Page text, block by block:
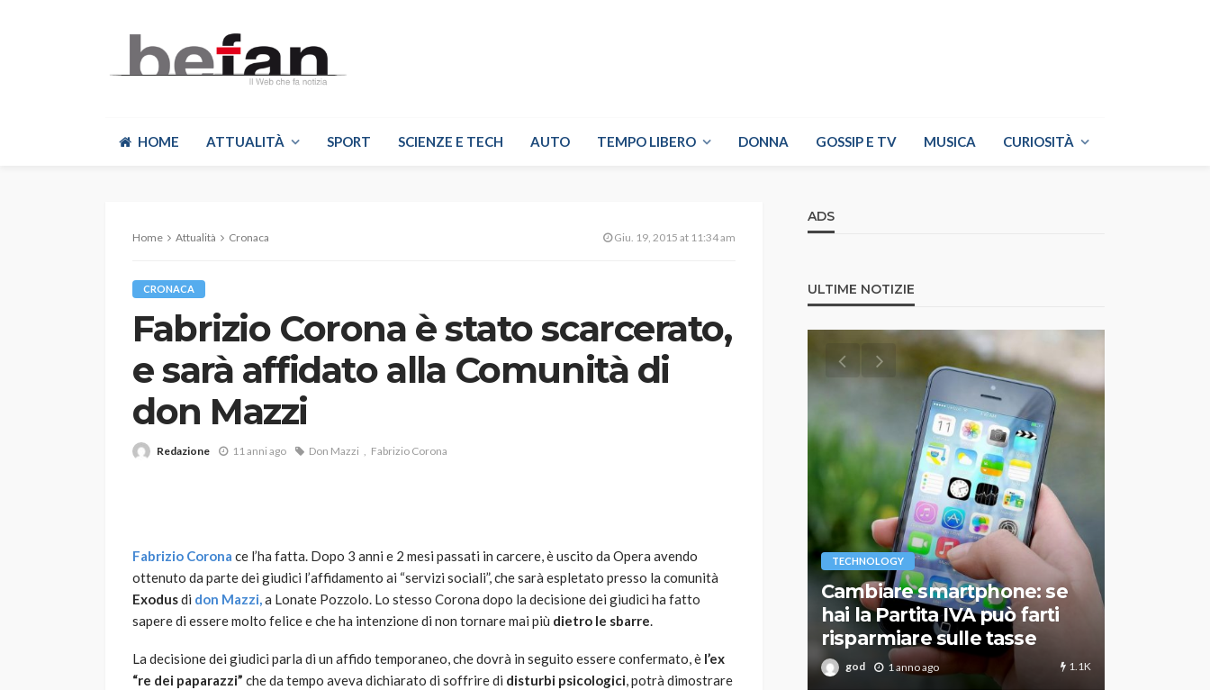
HOME ATTUALITÀ SPORT SCIENZE E TECH AUTO TEMPO LIBERO DONNA GOSSIP E TV MUSICA CURIOSITÀ
Home Attualità Cronaca Giu. 19, 2015 at 11:34 am
CRONACA
Fabrizio Corona è stato scarcerato,
e sarà affidato alla Comunità di
don Mazzi
Redazione 11 anni ago Don Mazzi Fabrizio Corona
Fabrizio Corona ce l’ha fatta. Dopo 3 anni e 2 mesi passati in carcere, è uscito da Opera avendo
ottenuto da parte dei giudici l’affidamento ai “servizi sociali”, che sarà espletato presso la comunità
Exodusdi don Mazzi,a Lonate Pozzolo. Lo stesso Corona dopo la decisione dei giudici ha fatto
sapere di essere molto felice e che ha intenzione di non tornare mai più dietro le sbarre.
La decisione dei giudici parla di un affido temporaneo, che dovrà in seguito essere confermato, è l’ex
“re dei paparazzi” che da tempo aveva dichiarato di soffrire di disturbi psicologici, potrà dimostrare
ADS
ULTIME NOTIZIE
VARIE
Robot tagliaerba: quale
god 1 anno ago 786
Davis: tennis mondiale e
passione per
l’automobilismo
god 9 mesi ago
TECHNOLOGY
Cambiare smartphone: se
hai la Partita IVA può farti
risparmiare sulle tasse
god 1 anno ago 1.1K